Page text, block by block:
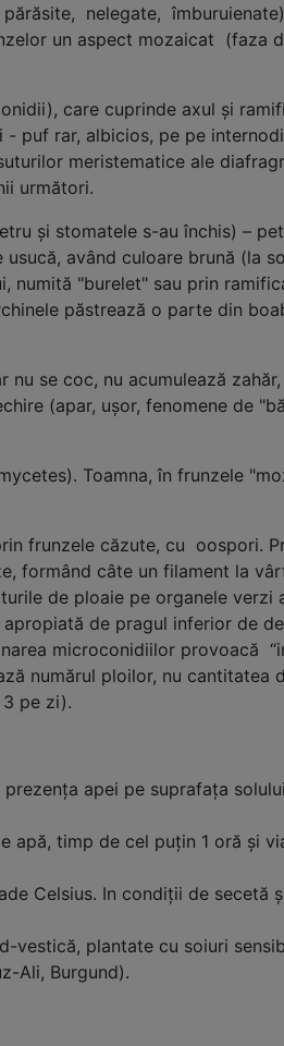
nelegate,
un aspect mozaicat (faza
care cuprinde axul şi
puf rar, albicios, pe pe
meristematice ale
anii următori.
şi stomatele s-au închis) –
având culoare brună (la
"burelet" sau prin
păstrează o parte din
se coc, nu acumulează
(apar, uşor, fenomene de
calitativ.
Toamna, în frunzele
frunzele căzute, cu oospori.
formând câte un filament la
de ploaie pe organele verzi
de pragul inferior de
microconidiilor provoacă
numărul ploilor, nu cantitatea
2 - 3 pe zi).
apei pe suprafaţa
timp de cel puţin 1 oră şi
Celsius. In condiţii de
vestică, plantate cu soiuri
Ali, Burgund).